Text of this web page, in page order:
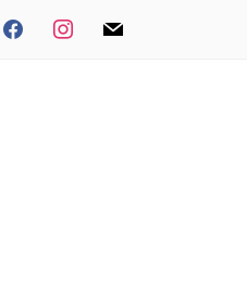
facebookinstagrammail